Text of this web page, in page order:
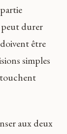
peut durer
être
simples
aux deux